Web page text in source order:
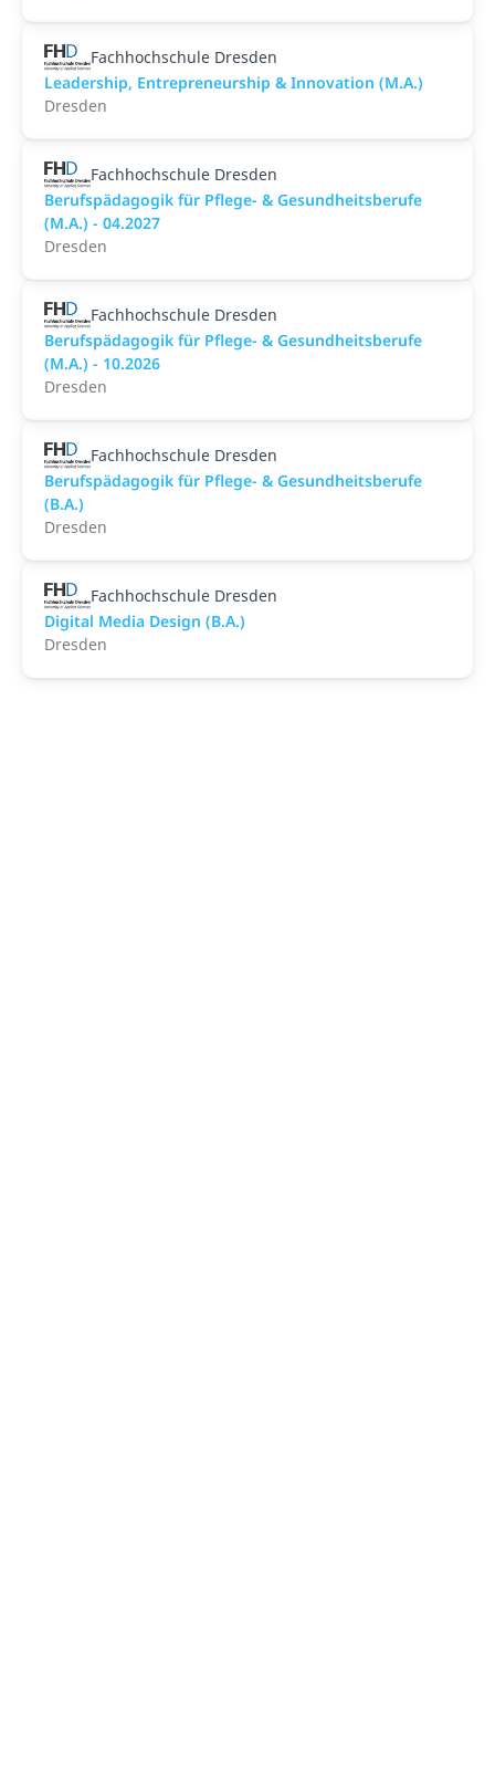
Fachhochschule Dresden
Leadership, Entrepreneurship & Innovation (M.A.)
Dresden
Fachhochschule Dresden
Berufspädagogik für Pflege- & Gesundheitsberufe
(M.A.) - 04.2027
Dresden
Fachhochschule Dresden
Berufspädagogik für Pflege- & Gesundheitsberufe
(M.A.) - 10.2026
Dresden
Fachhochschule Dresden
Berufspädagogik für Pflege- & Gesundheitsberufe
(B.A.)
Dresden
Fachhochschule Dresden
Digital Media Design (B.A.)
Dresden